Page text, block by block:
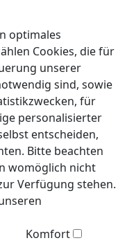
optimales
Cookies, die für
unserer
sind, sowie
für
personalisierter
entscheiden,
Bitte beachten
womöglich nicht
Verfügung stehen.
Komfort